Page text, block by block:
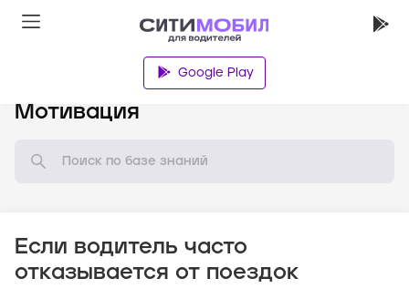
Google Play
Мотивация
Если водитель часто
отказывается от поездок